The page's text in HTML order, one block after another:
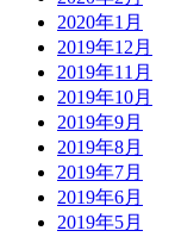
2020年1月
2019年12月
2019年11月
2019年10月
2019年9月
2019年8月
2019年7月
2019年6月
2019年5月